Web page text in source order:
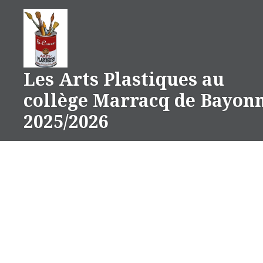
Les Arts Plastiques au
collège Marracq de
2025/2026